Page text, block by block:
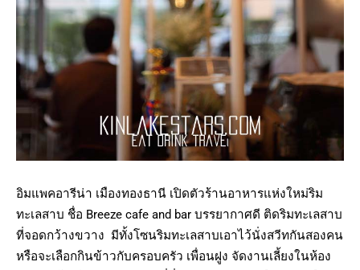
อิมแพคอารีน่า เมืองทองธานี เปิดตัวร้านอาหารแห่งใหม่ริม
ทะเลสาบ ชื่อ Breeze cafe and bar บรรยากาศดี ติดริมทะเลสาบ
ที่จอดกว้างขวาง มีทั้งโซนริมทะเลสาบเอาไว้นั่งสวีทกันสองคน
หรือจะเลือกกินข้าวกับครอบครัว เพื่อนฝูง จัดงานเลี้ยงในห้อง